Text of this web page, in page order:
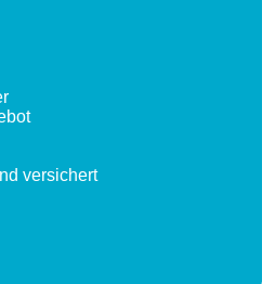
versichert